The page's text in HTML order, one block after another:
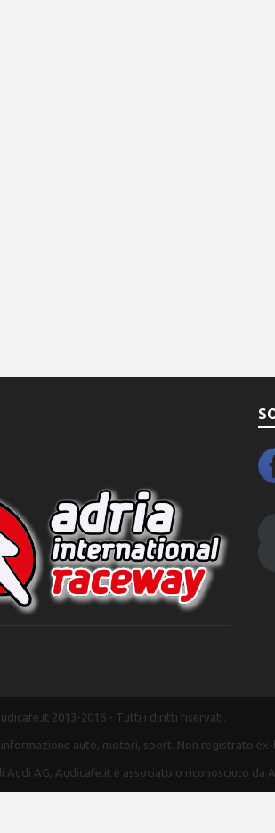
2013-2016 - Tutti i diritti riservati.
auto, motori, sport. Non registrato ex-
AG, Audicafe.it è associato o riconosciuto da